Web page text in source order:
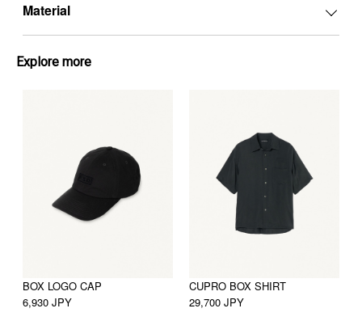
Material
Explore more
BOX LOGO CAP
6,930 JPY
CUPRO BOX SHIRT
29,700 JPY